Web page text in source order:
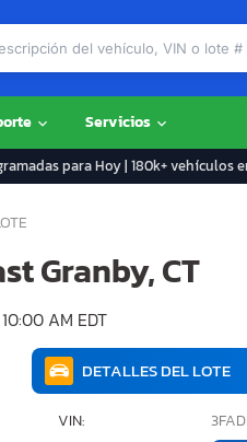
Servicios
para Hoy | 180k+ vehículos
Granby, CT
AM EDT
DETALLES DEL LOTE
VIN: